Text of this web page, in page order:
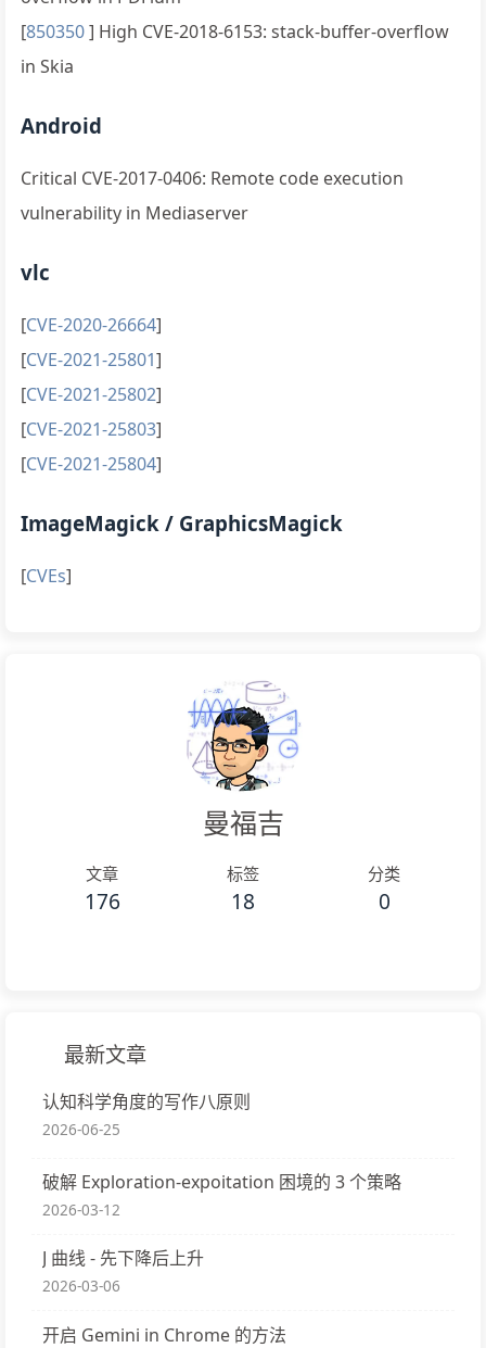
[850350] High CVE-2018-6153: stack-buffer-overflow
in Skia
Android
Critical CVE-2017-0406: Remote code execution
vulnerability in Mediaserver
vlc
[CVE-2020-26664]
[CVE-2021-25801]
[CVE-2021-25802]
[CVE-2021-25803]
[CVE-2021-25804]
ImageMagick / GraphicsMagick
[CVEs]
曼福吉
文章
176
标签
18
分类
0
最新文章
认知科学角度的写作八原则
2026-06-25
破解 Exploration-expoitation 困境的 3 个策略
2026-03-12
J 曲线 - 先下降后上升
2026-03-06
开启 Gemini in Chrome 的方法